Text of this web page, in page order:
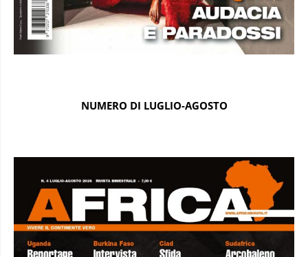
NUMERO DI LUGLIO-AGOSTO